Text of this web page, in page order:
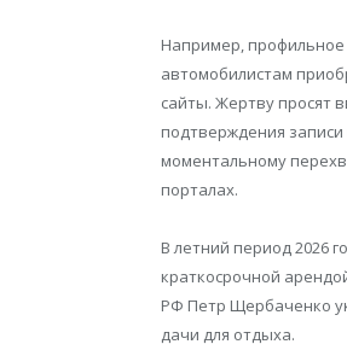
Например,
автомобилистам
сайты. Жертву просят
подтверждения
моментальному
порталах.
В летний период 2026
краткосрочной
РФ Петр Щербаченко
дачи для отдыха.